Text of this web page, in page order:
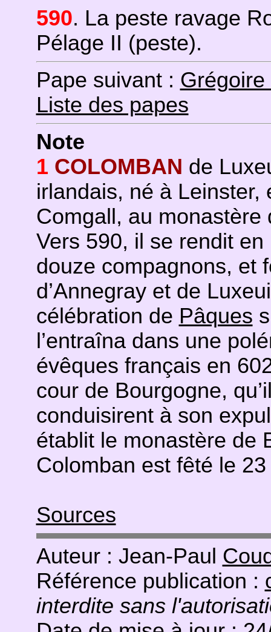
590. La peste ravage
Pélage II (peste).
Pape suivant : Grégoire
Liste des papes
Note
1 COLOMBAN de
irlandais, né à Leinster,
Comgall, au monastère
Vers 590, il se rendit
douze compagnons, et
d’Annegray et de
célébration de Pâques
l’entraîna dans une
évêques français en
cour de Bourgogne,
conduisirent à son
établit le monastère de
Colomban est fêté le
Sources
Auteur : Jean-Paul
Référence publication :
interdite sans